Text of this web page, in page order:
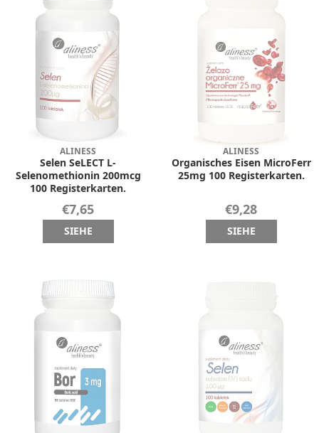
ALINESS
Selen SeLECT L-
Selenomethionin 200mcg
100 Registerkarten.
€7,65
SIEHE
ALINESS
Organisches Eisen MicroFerr
25mg 100 Registerkarten.
€9,28
SIEHE